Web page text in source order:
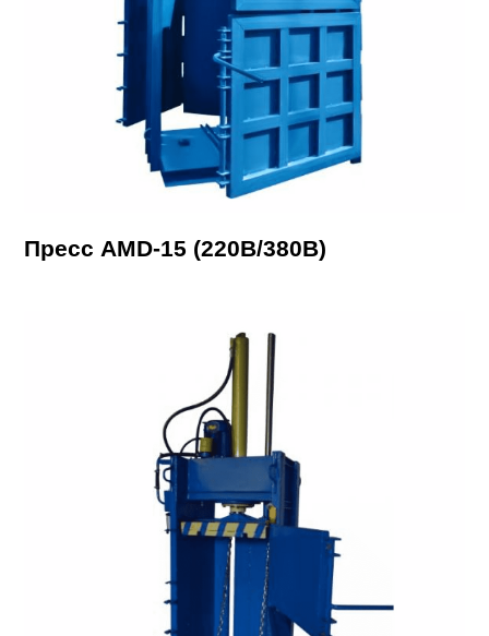
Пресс AMD-15 (220В/380В)